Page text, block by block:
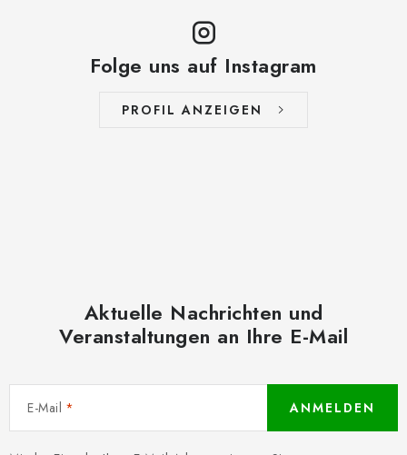
Folge uns auf Instagram
PROFIL ANZEIGEN
Aktuelle Nachrichten und
Veranstaltungen an Ihre E-Mail
E-Mail ANMELDEN